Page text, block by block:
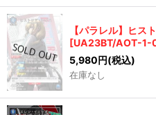
【パラレル】ヒス
[UA23BT/AOT-1-
5,980円(税込)
在庫なし